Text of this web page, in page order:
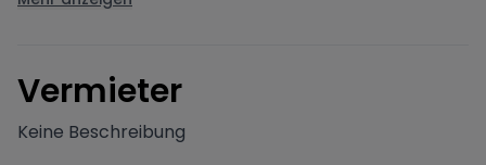
Vermieter
Keine Beschreibung